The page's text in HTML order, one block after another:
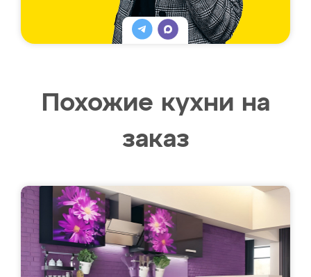
Похожие кухни на
заказ